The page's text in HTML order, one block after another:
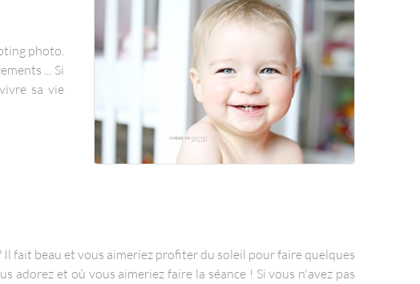
photo.
... Si
sa vie
fait beau et vous aimeriez profiter du soleil pour faire quelques
adorez et où vous aimeriez faire la séance ! Si vous n'avez pas